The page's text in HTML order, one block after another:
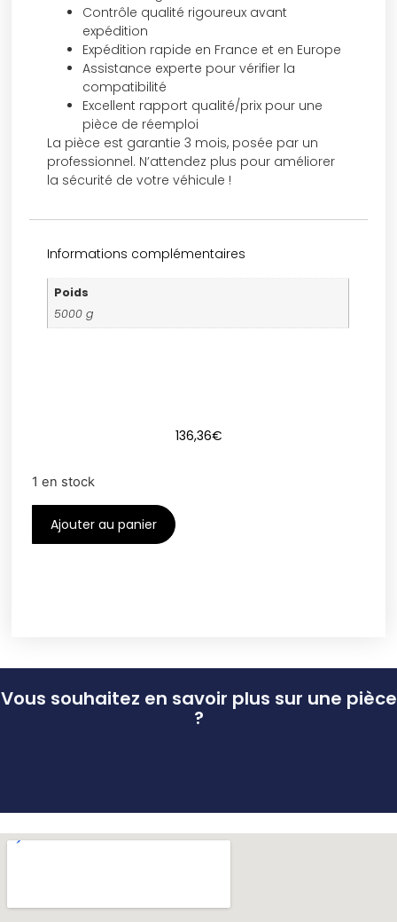
Contrôle qualité rigoureux avant
expédition
Expédition rapide en France et en Europe
Assistance experte pour vérifier la
compatibilité
Excellent rapport qualité/prix pour une
pièce de réemploi
La pièce est garantie 3 mois, posée par un
professionnel. N’attendez plus pour améliorer
la sécurité de votre véhicule !
Informations complémentaires
Poids
5000 g
136,36€
1 en stock
Ajouter au panier
Vous souhaitez en savoir plus sur une pièce
?